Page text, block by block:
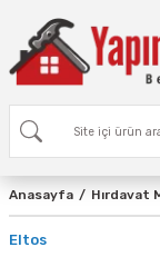
Anasayfa Hırdavat
Eltos